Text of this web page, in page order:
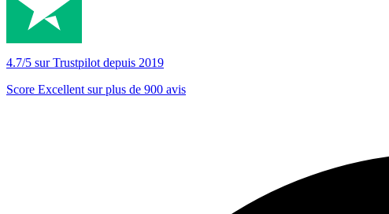
4.7/5 sur Trustpilot depuis 2019
Score Excellent sur plus de 900 avis